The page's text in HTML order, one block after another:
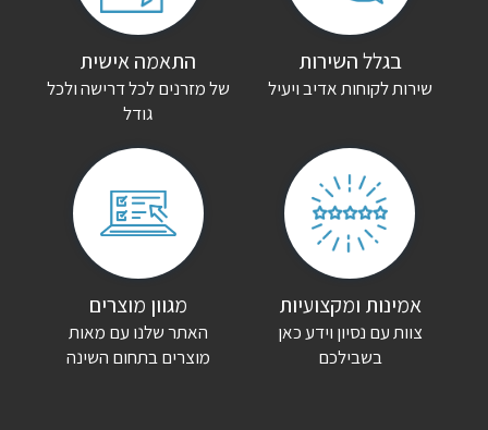
האימייל לא יוצג באתר.
שדות החובה מסומנים
שמור בדפדפן זה את השם, האימייל והאתר שלי לפעם הבאה שאגיב.
בגלל השירות
שירות לקוחות אדיב ויעיל
התאמה אישית
של מזרנים לכל דרישה ולכל
גודל
אמינות ומקצועיות
צוות עם נסיון וידע כאן
בשבילכם
מגוון מוצרים
האתר שלנו עם מאות
מוצרים בתחום השינה